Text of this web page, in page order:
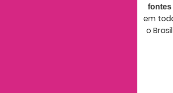
fontes
em
o Brasil